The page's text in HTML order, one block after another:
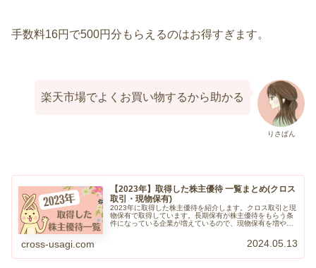
手数料16円で500円分もらえるのはお得すぎます。
りさぱん
楽天市場でよくお買い物するから助かる
【2023年】取得した株主優待 一覧まとめ(クロス
取引・現物保有)
2023年に取得した株主優待を紹介します。クロス取引と現
物保有で取得しています。長期保有が株主優待をもらう条
件になっている企業が増えているので、現物保有を増やし
cross-usagi.com 2024.05.13